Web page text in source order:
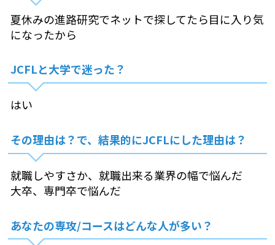
夏休みの進路研究でネットで探してたら目に入り気
になったから
JCFLと大学で迷った？
はい
その理由は？で、結果的にJCFLにした理由は？
就職しやすさか、就職出来る業界の幅で悩んだ
大卒、専門卒で悩んだ
あなたの専攻/コースはどんな人が多い？